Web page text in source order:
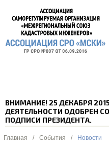
ВНИМАНИЕ! 25 ДЕКАБРЯ
ДЕЯТЕЛЬНОСТИ ОДОБРЕН
ПОДПИСИ ПРЕЗИДЕНТА.
Главная / События / Новости